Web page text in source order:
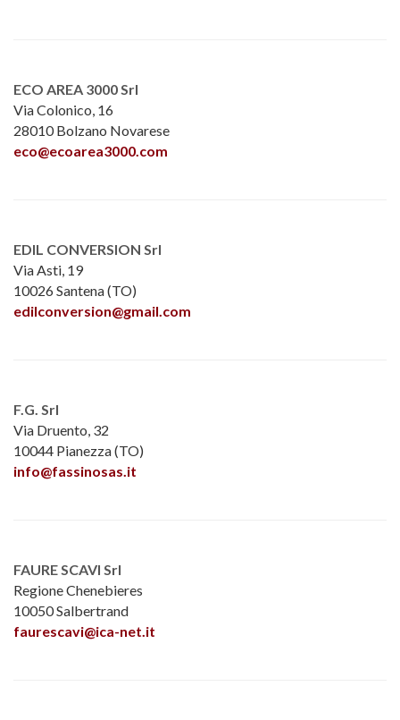
ECO AREA 3000 Srl
Via Colonico, 16
28010 Bolzano Novarese
eco@ecoarea3000.com
EDIL CONVERSION Srl
Via Asti, 19
10026 Santena (TO)
edilconversion@gmail.com
F.G. Srl
Via Druento, 32
10044 Pianezza (TO)
info@fassinosas.it
FAURE SCAVI Srl
Regione Chenebieres
10050 Salbertrand
faurescavi@ica-net.it